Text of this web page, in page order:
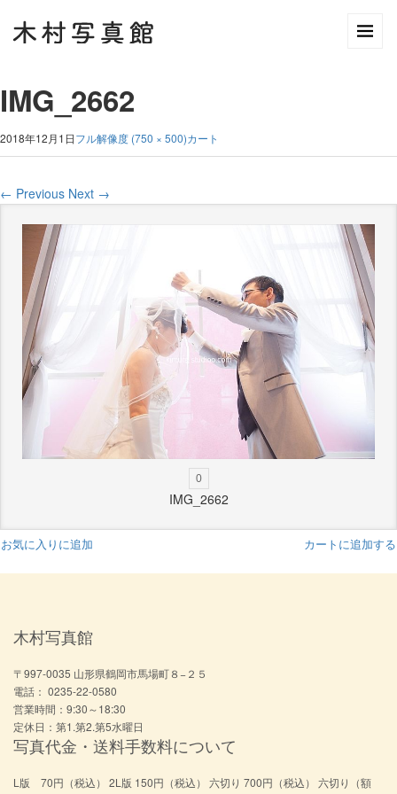
IMG_2662
2018年12月1日フル解像度 (750 × 500)カート
← Previous Next →
0
IMG_2662
お気に入りに追加 カートに追加する
木村写真館
〒997-0035 山形県鶴岡市馬場町８−２５
電話： 0235-22-0580
営業時間：9:30～18:30
定休日：第1.第2.第5水曜日
写真代金・送料手数料について
L版 70円（税込） 2L版 150円（税込） 六切り 700円（税込） 六切り（額